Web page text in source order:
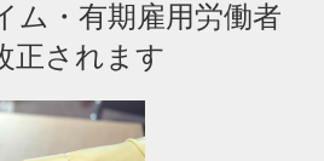
・有期雇用労働者
正されます